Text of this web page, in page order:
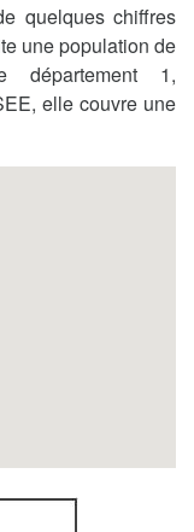
quelques chiffres
une population de
département 1,
elle couvre une